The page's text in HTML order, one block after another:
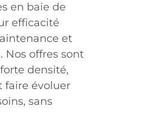
en baie de
efficacité
et
Nos offres sont
densité,
faire évoluer
sans